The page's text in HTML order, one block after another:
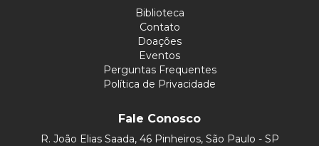
Biblioteca
Contato
Doações
Eventos
Perguntas Frequentes
Política de Privacidade
Fale Conosco
R. João Elias Saada, 46 Pinheiros, São Paulo - SP